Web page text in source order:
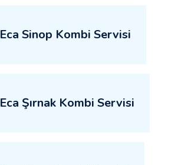
Eca Sinop Kombi Servisi
Eca Şırnak Kombi Servisi